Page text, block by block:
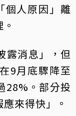
個人原因」離
露消息」，但
9月底驟降至
28%。部分投
來得快」。